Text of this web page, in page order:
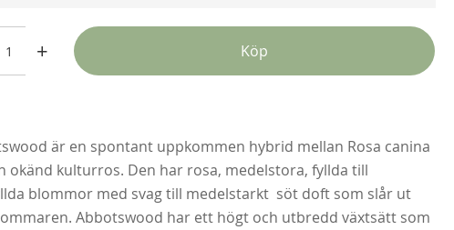
Köp
+ Köp
är en spontant uppkommen hybrid mellan Rosa canina
okänd kulturros. Den har rosa, medelstora, fyllda till
blommor med svag till medelstarkt söt doft som slår ut
Abbotswood har ett högt och utbredd växtsätt som